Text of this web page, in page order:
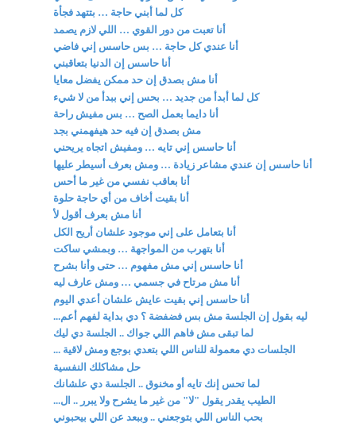
كل لما أبني حاجة … بتتهد فجأة
أنا تعبت من دور القوي … اللي لازم يصمد
أنا عندي كل حاجة … بس حاسس إني فاضي
أنا حاسس إن الدنيا بتعاقبني
أنا مش بصدق إن حد ممكن يفضل معايا
كل لما أبدأ من جديد … بحس إني ببدأ من لا شيء
أنا دايما بعمل الصح … بس مفيش راحة
مش بصدق إن فيه حد هيفهمني بجد
أنا حاسس إني تايه … ومفيش اتجاه يريحني
أنا حاسس إن عندي مشاعر زيادة … ومش بعرف أسيطر عليها
أنا بعاقب نفسي من غير ما أحس
أنا بقيت أخاف من أي حاجة حلوة
أنا مش بعرف أقول لأ
أنا بتعامل على إني موجود علشان أريح الكل
أنا بتهرب من المواجهة … وبمشي ساكت
أنا حاسس إني مش مفهوم … حتى وأنا بشرح
أنا مش مرتاح في جسمي … ومش عارف ليه
أنا حاسس إني بقيت عايش علشان أعدي اليوم
ليه بقول إن الجلسة مش بس فضفضة ؟ دي بداية لفهم أعم...
لما تبقى مش فاهم اللي جواك .. الجلسة دي ليك
الجلسات دي معمولة للناس اللي بتعدي بوجع ومش لاقية ...
حل مشاكلك النفسية
لما تحس إنك تايه أو مخنوق .. الجلسة دي علشانك
الطيب يقدر يقول "لا" من غير ما يشرح ولا يبرر .. ال...
بحب الناس اللي بتوجعني .. وببعد عن اللي بيحبوني